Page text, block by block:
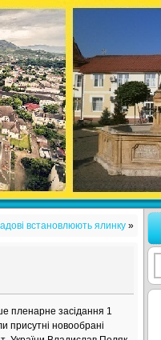
встановлюють ялинку »
пленарне засідання 1
присутні новообрані